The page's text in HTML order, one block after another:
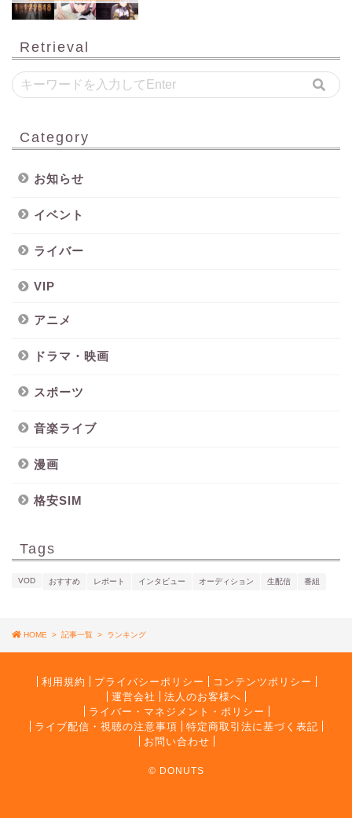
Retrieval
Category
お知らせ
イベント
ライバー
VIP
アニメ
ドラマ・映画
スポーツ
音楽ライブ
漫画
格安SIM
Tags
VOD おすすめ レポート インタビュー オーディション 生配信 番組
HOME > 記事一覧 > ランキング
利用規約 プライバシーポリシー
コンテンツポリシー
運営会社
法人のお客様へ
ライバー・マネジメント・ポリシー
ライブ配信・視聴の注意事項
特定商取引法に基づく表記
お問い合わせ
© DONUTS